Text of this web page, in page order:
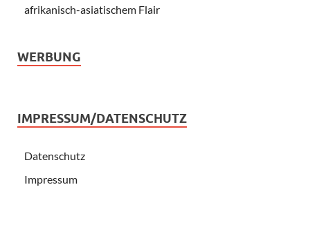
afrikanisch-asiatischem Flair
WERBUNG
IMPRESSUM/DATENSCHUTZ
Datenschutz
Impressum